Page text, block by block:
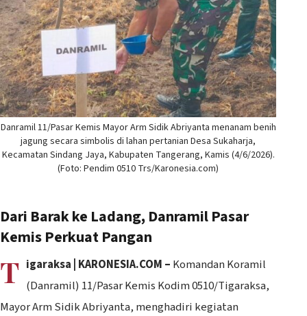
Danramil 11/Pasar Kemis Mayor Arm Sidik Abriyanta menanam benih
jagung secara simbolis di lahan pertanian Desa Sukaharja,
Kecamatan Sindang Jaya, Kabupaten Tangerang, Kamis (4/6/2026).
(Foto: Pendim 0510 Trs/Karonesia.com)
Dari Barak ke Ladang, Danramil Pasar
Kemis Perkuat Pangan
T igaraksa | KARONESIA.COM – Komandan Koramil
(Danramil) 11/Pasar Kemis Kodim 0510/Tigaraksa,
Mayor Arm Sidik Abriyanta, menghadiri kegiatan